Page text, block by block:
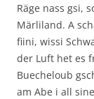
Räge nass gsi,
Märliland. A
fiini, wissi
der Luft het es
Buecheloub
am Abe i all